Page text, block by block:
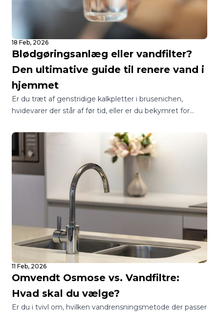
18 Feb, 2026
Blødgøringsanlæg eller vandfilter?
Den ultimative guide til renere vand i
hjemmet
Er du træt af genstridige kalkpletter i brusenichen,
hvidevarer der står af før tid, eller er du bekymret for
boligejere over for det samme spørgsmål: Skal jeg vælge
et blødgøringsanlæg eller et vandfilter?
11 Feb, 2026
Omvendt Osmose vs. Vandfiltre:
Hvad skal du vælge?
Er du i tvivl om, hvilken vandrensningsmetode der passer